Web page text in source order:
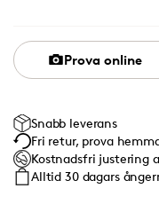
Prova online
Snabb leverans
Fri retur, prova
Kostnadsfri justering
Alltid 30 dagars